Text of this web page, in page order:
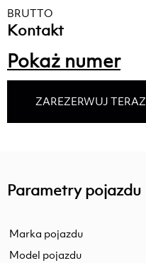
BRUTTO
Kontakt
Pokaż numer
ZAREZERWUJ TERAZ
Parametry pojazdu
Marka pojazdu
Model pojazdu